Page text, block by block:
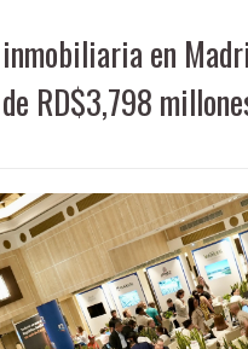
en
RD$3,798